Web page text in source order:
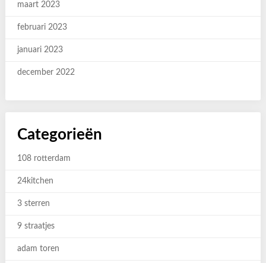
maart 2023
februari 2023
januari 2023
december 2022
Categorieën
108 rotterdam
24kitchen
3 sterren
9 straatjes
adam toren